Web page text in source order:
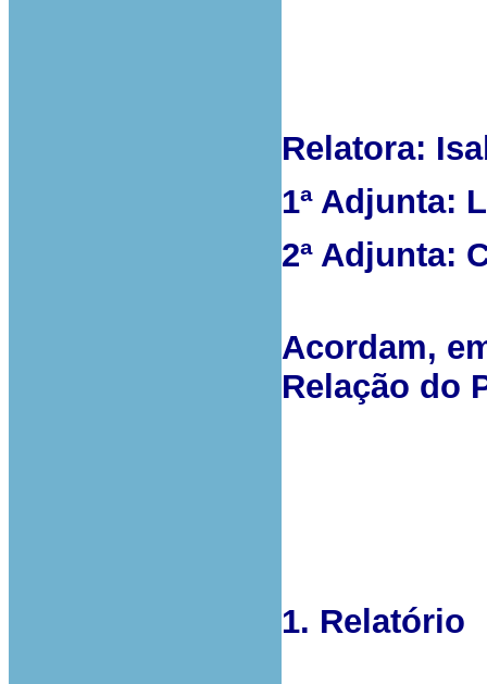
Relatora:
1ª Adjunta:
2ª Adjunta:
Acordam,
Relação do
1. Relatório